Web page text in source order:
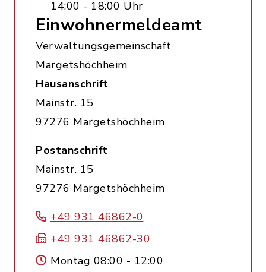
14:00 - 18:00 Uhr
Einwohnermeldeamt
Verwaltungsgemeinschaft
Margetshöchheim
Hausanschrift
Mainstr. 15
97276 Margetshöchheim
Postanschrift
Mainstr. 15
97276 Margetshöchheim
+49 931 46862-0
+49 931 46862-30
Montag 08:00 - 12:00